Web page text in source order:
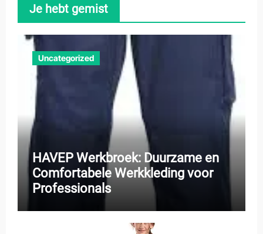
Je hebt gemist
Uncategorized
HAVEP Werkbroek: Duurzame en
Comfortabele Werkkleding voor
Professionals